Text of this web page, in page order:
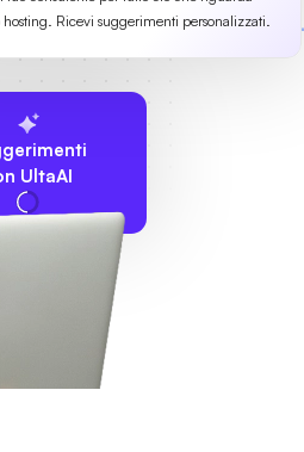
Ricevi suggerimenti personalizzati.
UltaAI